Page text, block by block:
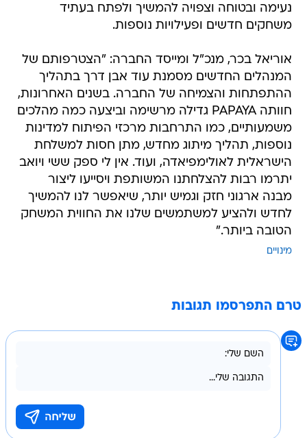
נעימה ובטוחה וצפויה להמשיך ולפתח בעתיד
משחקים חדשים ופעילויות נוספות.
אוריאל בכר, מנכ"ל ומייסד החברה: "הצטרפותם של
המנהלים החדשים מסמנת עוד אבן דרך בתהליך
ההתפתחות והצמיחה של החברה. בשנים האחרונות,
חוותה PAPAYA גדילה מרשימה וביצעה כמה מהלכים
משמעותיים, כמו התרחבות מרכזי הפיתוח למדינות
נוספות, תהליך מיתוג מחדש, מתן חסות למשלחת
הישראלית לאולימפיאדה, ועוד. אין לי ספק ששי ויואב
יתרמו רבות להצלחתנו המשותפת ויסייעו ליצור
מבנה ארגוני חזק וגמיש יותר, שיאפשר לנו להמשיך
לחדש ולהציע למשתמשים שלנו את החווית המשחק
הטובה ביותר."
מינויים
טרם התפרסמו תגובות